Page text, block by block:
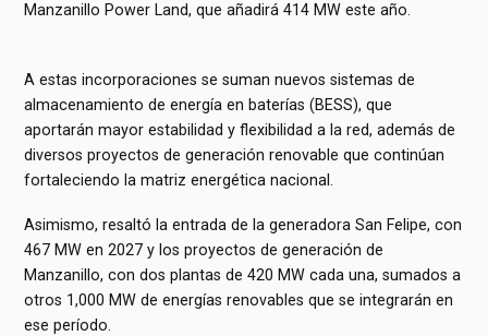
Manzanillo Power Land, que añadirá 414 MW este año.
A estas incorporaciones se suman nuevos sistemas de
almacenamiento de energía en baterías (BESS), que
aportarán mayor estabilidad y flexibilidad a la red, además de
diversos proyectos de generación renovable que continúan
fortaleciendo la matriz energética nacional.
Asimismo, resaltó la entrada de la generadora San Felipe, con
467 MW en 2027 y los proyectos de generación de
Manzanillo, con dos plantas de 420 MW cada una, sumados a
otros 1,000 MW de energías renovables que se integrarán en
ese período.